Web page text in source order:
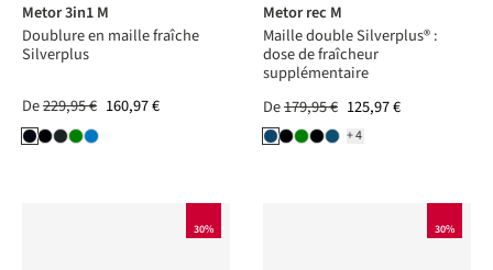
Metor 3in1 M
Doublure en maille fraîche
Silverplus
De229,95 € 160,97 €
+4
Metor rec M
Maille double Silverplus® :
dose de fraîcheur
supplémentaire
De179,95 € 125,97 €
30% 30%